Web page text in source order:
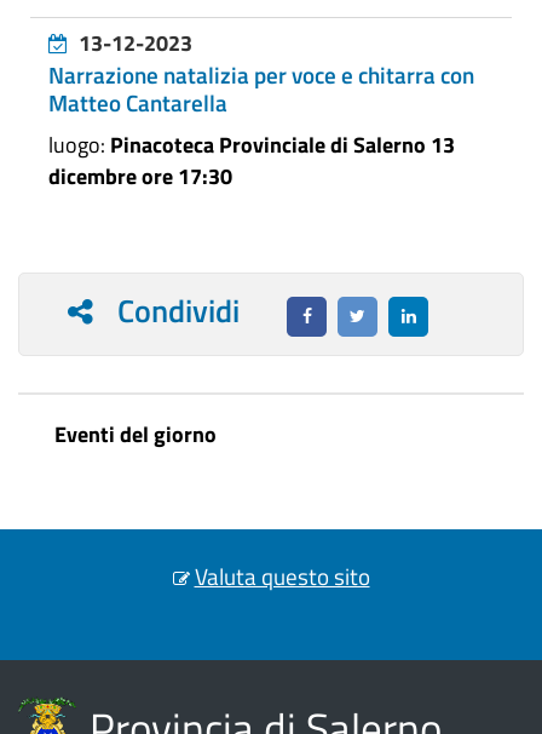
13-12-2023
Narrazione natalizia per voce e chitarra con
Matteo Cantarella
luogo: Pinacoteca Provinciale di Salerno 13
dicembre ore 17:30
Condividi
Eventi del giorno
Valuta questo sito